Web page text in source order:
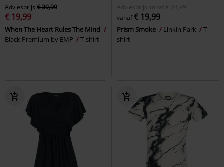
Adviesprijs € 39,99
€ 19,99
When The Heart Rules The Mind
Black Premium by EMP
T-shirt
Adviesprijs
vanaf € 24,99
vanaf€ 19,99
Prism Smoke Linkin Park
T-
shirt